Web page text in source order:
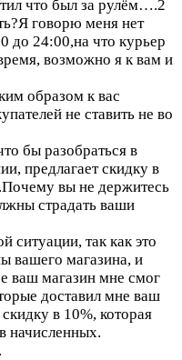
что был за рулём….2
говорю меня нет
до 24:00,на что курьер
возможно я к вам и
образом к вас
не ставить не во
бы разобраться в
предлагает скидку в
вы не держитесь
страдать ваши
ситуации, так как это
вашего магазина, и
ваш магазин мне смог
доставил мне ваш
в 10%, которая
начисленных.